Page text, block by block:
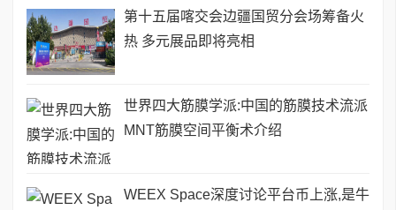
第十五届喀交会边疆国贸分会场筹备火
热 多元展品即将亮相
世界四大筋膜学派:中国的筋膜技术流派
MNT筋膜空间平衡术介绍
WEEX Space深度讨论平台币上涨,是牛